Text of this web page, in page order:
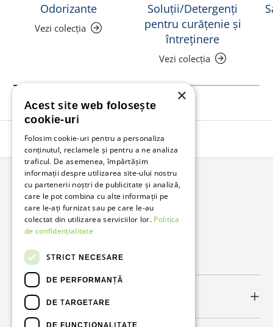
Odorizante
Vezi colecția
Soluții/Detergenți
pentru curățenie și
întreținere
Vezi colecția
Înapoi în sus
Bunzl Romania
Soluții complete pentru afacerea ta.
FacebookLinkedIn
Link-uri utile
×
Acest site web folosește
cookie-uri
Folosim cookie-uri pentru a personaliza
conținutul, reclamele și pentru a ne analiza
traficul. De asemenea, împărtășim
informații despre utilizarea site-ului nostru
cu partenerii noștri de publicitate și analiză,
care le pot combina cu alte informații pe
care le-ați furnizat sau pe care le-au
colectat din utilizarea serviciilor lor. Politica
de confidențialitate
STRICT NECESARE
DE PERFORMANȚĂ
DE TARGETARE
DE FUNCŢIONALITATE